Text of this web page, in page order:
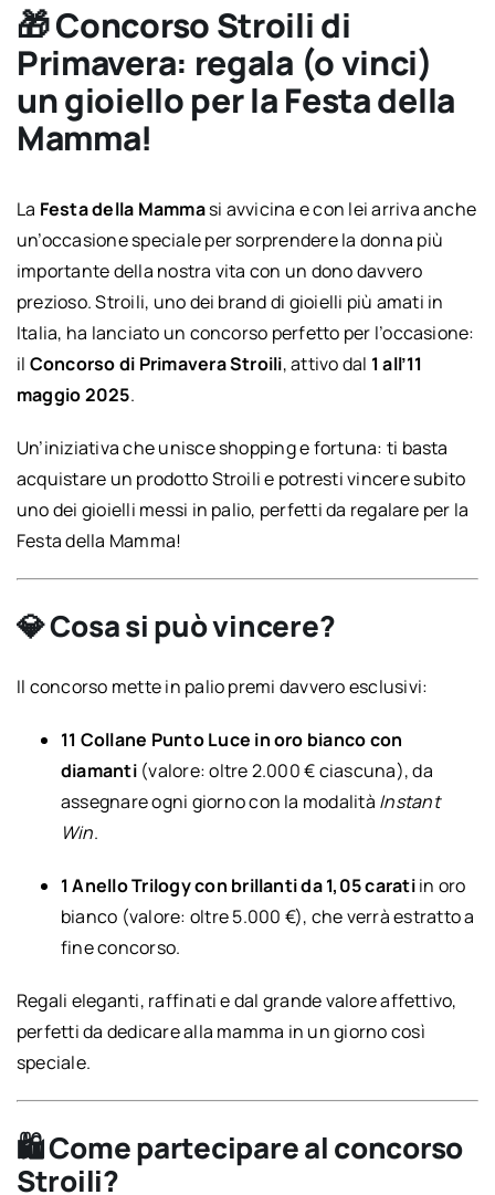
🎁 Concorso Stroili di
Primavera: regala (o vinci)
un gioiello per la Festa della
Mamma!
La Festa della Mammasi avvicina e con lei arriva anche
un’occasione speciale per sorprendere la donna più
importante della nostra vita con un dono davvero
prezioso. Stroili, uno dei brand di gioielli più amati in
Italia, ha lanciato un concorso perfetto per l’occasione:
il Concorso di Primavera Stroili, attivo dal 1 all’11
maggio 2025.
Un’iniziativa che unisce shopping e fortuna: ti basta
acquistare un prodotto Stroili e potresti vincere subito
uno dei gioielli messi in palio, perfetti da regalare per la
Festa della Mamma!
💎 Cosa si può vincere?
Il concorso mette in palio premi davvero esclusivi:
11 Collane Punto Luce in oro bianco con
diamanti(valore: oltre 2.000 € ciascuna), da
assegnare ogni giorno con la modalità Instant
Win.
1 Anello Trilogy con brillanti da 1,05 caratiin oro
bianco (valore: oltre 5.000 €), che verrà estratto a
fine concorso.
Regali eleganti, raffinati e dal grande valore affettivo,
perfetti da dedicare alla mamma in un giorno così
speciale.
🛍 Come partecipare al concorso
Stroili?